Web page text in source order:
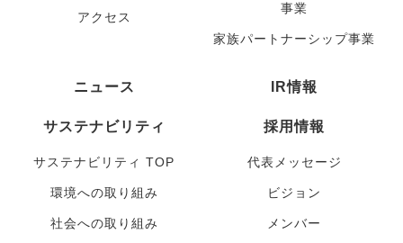
アクセス
事業
家族パートナーシップ事業
ニュース IR情報
サステナビリティ
サステナビリティ TOP
環境への取り組み
社会への取り組み
採用情報
代表メッセージ
ビジョン
メンバー